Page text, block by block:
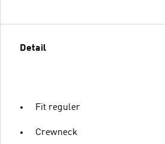
Detail
Fit reguler
Crewneck